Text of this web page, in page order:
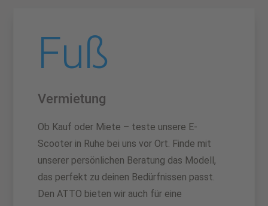
Vermietung
Ob Kauf oder Miete – teste unsere E-
Scooter in Ruhe bei uns vor Ort. Finde mit
unserer persönlichen Beratung das Modell,
das perfekt zu deinen Bedürfnissen passt.
Den ATTO bieten wir auch für eine